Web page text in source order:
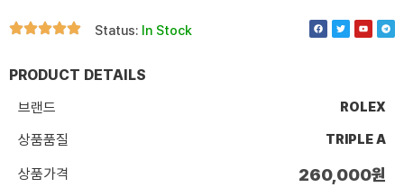
Status: In Stock
F
a
c
T
w
i
Y
o
u
T
e
l
PRODUCT DETAILS
브랜드
ROLEX
상품품질 TRIPLE A
상품가격 260,000원